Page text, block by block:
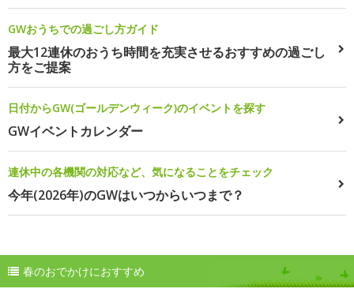
GWおうちでの過ごし方ガイド
最大12連休のおうち時間を充実させるおすすめの過ごし
方をご提案
日付からGW(ゴールデンウィーク)のイベントを探す
GWイベントカレンダー
連休中の各機関の対応など、気になることをチェック
今年(2026年)のGWはいつからいつまで？
春のおでかけにおすすめ